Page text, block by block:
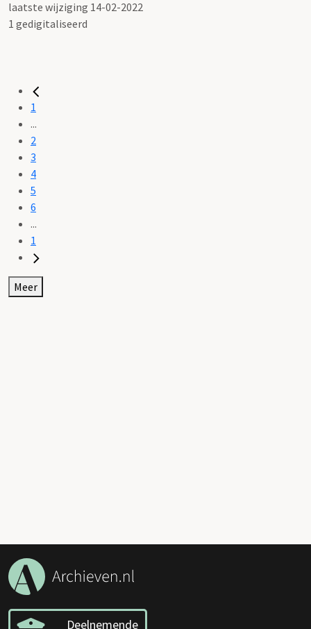
laatste wijziging 14-02-2022
1 gedigitaliseerd
1
...
2
3
4
5
6
...
1
Meer
Deelnemende